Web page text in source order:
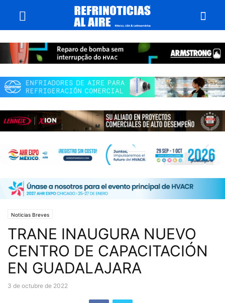
Noticias Breves
TRANE INAUGURA NUEVO
CENTRO DE CAPACITACIÓN
EN GUADALAJARA
3 de octubre de 2022